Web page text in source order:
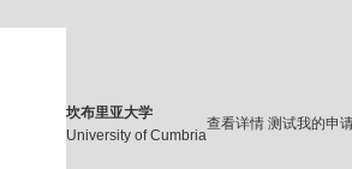
坎布里亚大学
University of Cumbria
查看详情 测试我的申